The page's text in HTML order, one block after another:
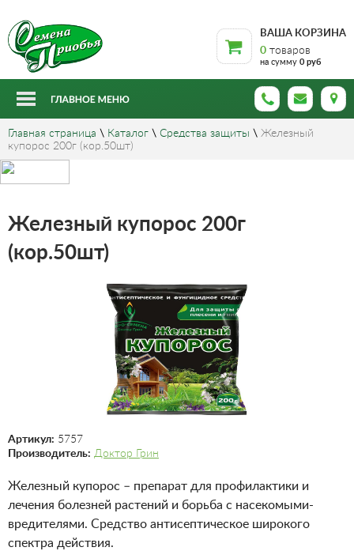
ВАША КОРЗИНА
0 товаров
на сумму 0 руб
Главная страница \ Каталог \ Средства защиты \ Железный
купорос 200г (кор.50шт)
Железный купорос 200г
(кор.50шт)
Артикул: 5757
Производитель: Доктор Грин
Железный купорос – препарат для профилактики и
лечения болезней растений и борьба с насекомыми-
вредителями. Средство антисептическое широкого
спектра действия.